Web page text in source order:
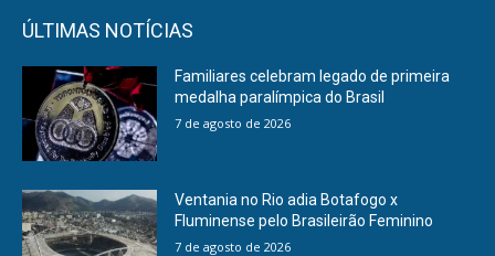
ÚLTIMAS NOTÍCIAS
Familiares celebram legado de primeira
medalha paralímpica do Brasil
7 de agosto de 2026
Ventania no Rio adia Botafogo x
Fluminense pelo Brasileirão Feminino
7 de agosto de 2026